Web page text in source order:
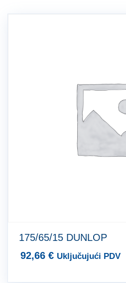
175/65/15 DUNLOP
92,66 € Uključujući PDV